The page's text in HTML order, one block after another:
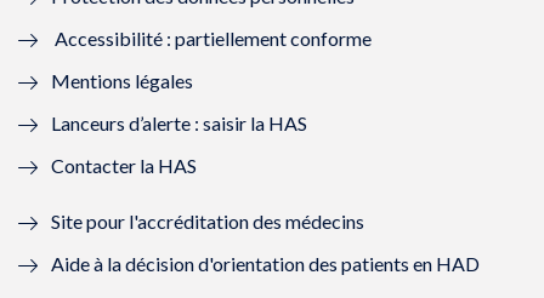
ê
t
r
e
)
n
ê
r
)
ê
t
e
ê
)
Accessibilité : partiellement conforme
Mentions légales
Lanceurs d’alerte : saisir la HAS
Contacter la HAS
Site pour l'accréditation des médecins
Aide à la décision d'orientation des patients en HAD